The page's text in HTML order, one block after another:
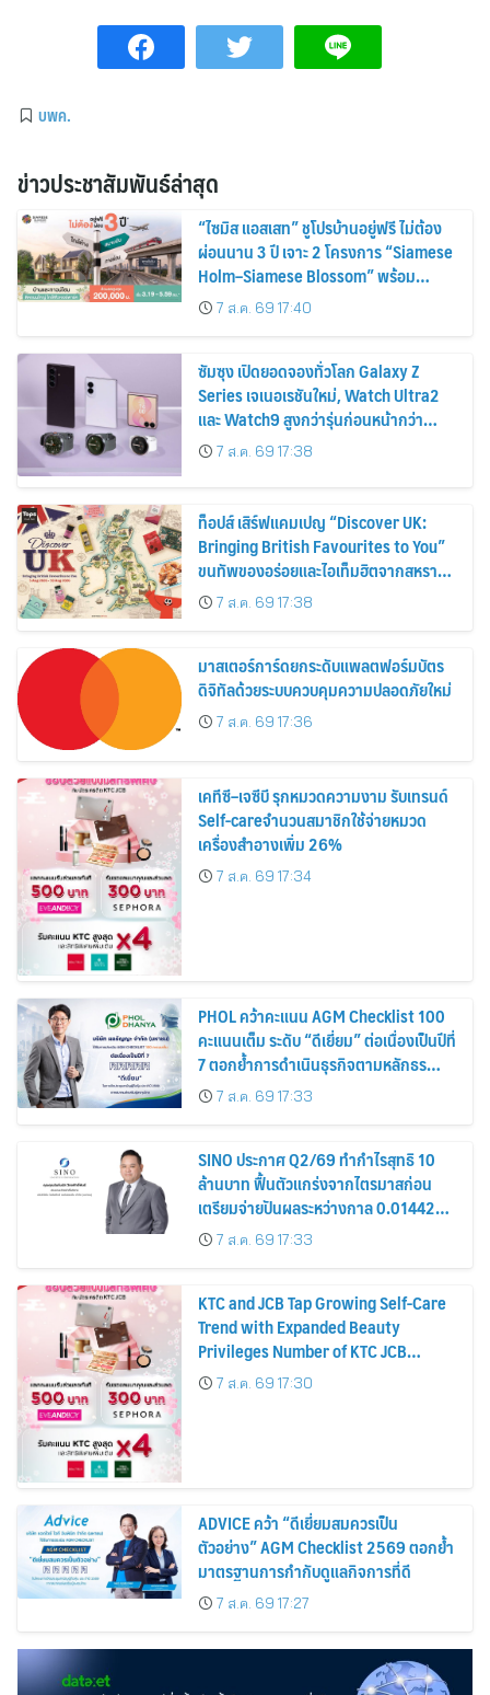
บพค.
ข่าวประชาสัมพันธ์ล่าสุด
“ไซมิส แอสเสท” ชูโปรบ้านอยู่ฟรี ไม่ต้อง
ผ่อนนาน 3 ปี เจาะ 2 โครงการ “Siamese
Holm–Siamese Blossom” พร้อม
ส่วนลดและสิทธิพิเศษถึง 31 สิงหาคม
2569
7 ส.ค. 69 17:40
ซัมซุง เปิดยอดจองทั่วโลก Galaxy Z
Series เจเนอเรชันใหม่, Watch Ultra2
และ Watch9 สูงกว่ารุ่นก่อนหน้ากว่า
30%7 ส.ค. 69 17:38
ท็อปส์ เสิร์ฟแคมเปญ “Discover UK:
Bringing British Favourites to You”
ขนทัพของอร่อยและไอเท็มฮิตจากสหราช
อาณาจักร ส่งตรงถึงมือตั้งแต่วันนี้ – 18
สิงหาคมนี้
7 ส.ค. 69 17:38
มาสเตอร์การ์ดยกระดับแพลตฟอร์มบัตร
ดิจิทัลด้วยระบบควบคุมความปลอดภัยใหม่
7 ส.ค. 69 17:36
เคทีซี–เจซีบี รุกหมวดความงาม รับเทรนด์
Self-careจำนวนสมาชิกใช้จ่ายหมวด
เครื่องสำอางเพิ่ม 26%
7 ส.ค. 69 17:34
PHOL คว้าคะแนน AGM Checklist 100
คะแนนเต็ม ระดับ “ดีเยี่ยม” ต่อเนื่องเป็นปีที่
7 ตอกย้ำการดำเนินธุรกิจตามหลักธร
รมาภิบาล โปร่งใส สร้างความเชื่อมั่นผู้ถือ
หุ้น
7 ส.ค. 69 17:33
SINO ประกาศ Q2/69 ทำกำไรสุทธิ 10
ล้านบาท ฟื้นตัวแกร่งจากไตรมาสก่อน
เตรียมจ่ายปันผลระหว่างกาล 0.014423
บาทต่อหุ้น ครึ่งปีหลังมุ่งเติบโตต่อเนื่อง
7 ส.ค. 69 17:33
KTC and JCB Tap Growing Self-Care
Trend with Expanded Beauty
Privileges Number of KTC JCB
Cardmembers Spending on
Cosmetics Rises 26%
7 ส.ค. 69 17:30
ADVICE คว้า “ดีเยี่ยมสมควรเป็น
ตัวอย่าง” AGM Checklist 2569 ตอกย้ำ
มาตรฐานการกำกับดูแลกิจการที่ดี
7 ส.ค. 69 17:27